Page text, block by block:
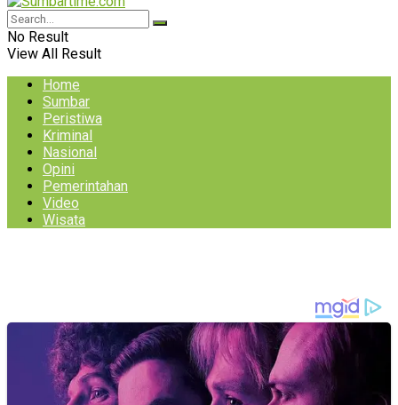
No Result
View All Result
Home
Sumbar
Peristiwa
Kriminal
Nasional
Opini
Pemerintahan
Video
Wisata